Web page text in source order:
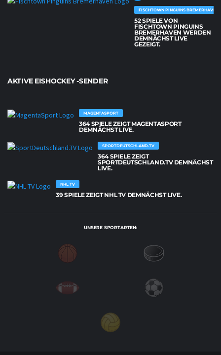
FISCHTOWN PINGUINS BREMERHAVEN
52 SPIELE VON
FISCHTOWN PINGUINS
BREMERHAVEN WERDEN
DEMNÄCHST LIVE
GEZEIGT.
AKTIVE EISHOCKEY -SENDER
MAGENTASPORT
364 SPIELE ZEIGT MAGENTASPORT
DEMNÄCHST LIVE.
SPORTDEUTSCHLAND.TV
364 SPIELE ZEIGT
SPORTDEUTSCHLAND.TV DEMNÄCHST
LIVE.
NHL TV
39 SPIELE ZEIGT NHL TV DEMNÄCHST LIVE.
UNSERE SPORTARTEN: